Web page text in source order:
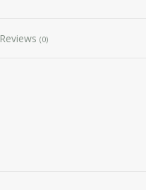
Reviews (0)